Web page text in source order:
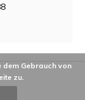
dem Gebrauch von
zu.